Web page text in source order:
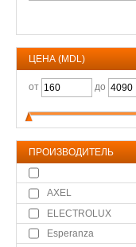
ЦЕНА (MDL)
от до
ПРОИЗВОДИТЕЛЬ
AXEL
ELECTROLUX
Esperanza